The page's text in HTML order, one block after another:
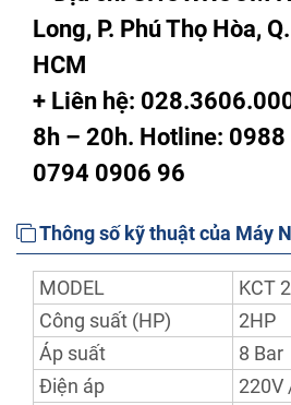
Long, P. Phú Thọ Hòa,
HCM
+ Liên hệ:
8h – 20h. Hotline:
0794 0906 96
Thông số kỹ thuật của Máy
MODEL
KCT
Công suất (HP)
2HP
Áp suất
8 Bar
Điện áp
220V